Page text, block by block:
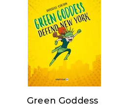
Green Goddess